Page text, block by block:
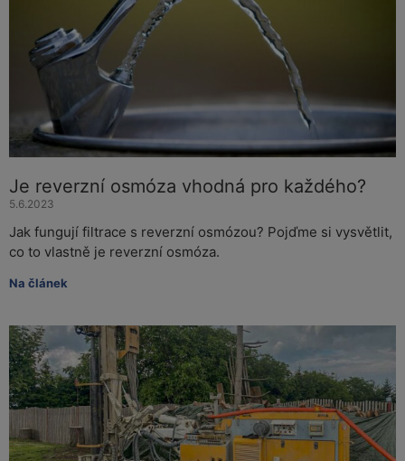
Je reverzní osmóza vhodná pro každého?
5.6.2023
Jak fungují filtrace s reverzní osmózou? Pojďme si vysvětlit,
co to vlastně je reverzní osmóza.
Na článek